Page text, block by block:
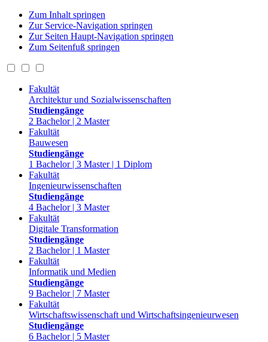
Zum Inhalt springen
Zur Service-Navigation springen
Zur Seiten Haupt-Navigation springen
Zum Seitenfuß springen
Fakultät
Architektur und Sozialwissenschaften
Studiengänge
2 Bachelor | 2 Master
Fakultät
Bauwesen
Studiengänge
1 Bachelor | 3 Master | 1 Diplom
Fakultät
Ingenieurwissenschaften
Studiengänge
4 Bachelor | 3 Master
Fakultät
Digitale Transformation
Studiengänge
2 Bachelor | 1 Master
Fakultät
Informatik und Medien
Studiengänge
9 Bachelor | 7 Master
Fakultät
Wirtschaftswissenschaft und Wirtschaftsingenieurwesen
Studiengänge
6 Bachelor | 5 Master